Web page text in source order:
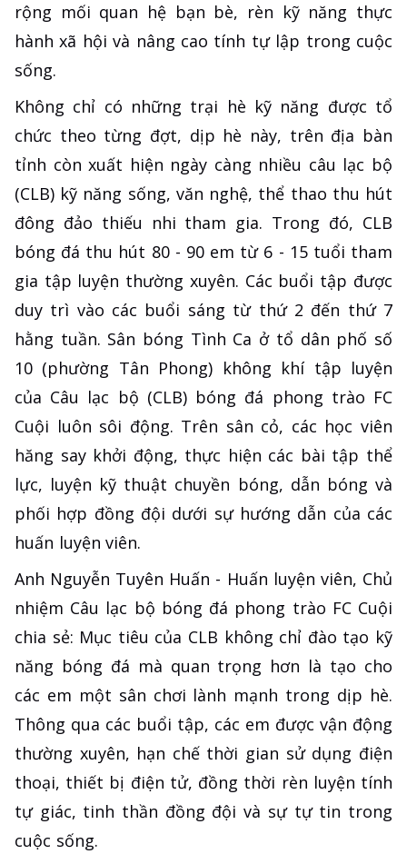
rộng mối quan hệ bạn bè, rèn kỹ năng thực
hành xã hội và nâng cao tính tự lập trong cuộc
sống.
Không chỉ có những trại hè kỹ năng được tổ
chức theo từng đợt, dịp hè này, trên địa bàn
tỉnh còn xuất hiện ngày càng nhiều câu lạc bộ
(CLB) kỹ năng sống, văn nghệ, thể thao thu hút
đông đảo thiếu nhi tham gia. Trong đó, CLB
bóng đá thu hút 80 - 90 em từ 6 - 15 tuổi tham
gia tập luyện thường xuyên. Các buổi tập được
duy trì vào các buổi sáng từ thứ 2 đến thứ 7
hằng tuần. Sân bóng Tình Ca ở tổ dân phố số
10 (phường Tân Phong) không khí tập luyện
của Câu lạc bộ (CLB) bóng đá phong trào FC
Cuội luôn sôi động. Trên sân cỏ, các học viên
hăng say khởi động, thực hiện các bài tập thể
lực, luyện kỹ thuật chuyền bóng, dẫn bóng và
phối hợp đồng đội dưới sự hướng dẫn của các
huấn luyện viên.
Anh Nguyễn Tuyên Huấn - Huấn luyện viên, Chủ
nhiệm Câu lạc bộ bóng đá phong trào FC Cuội
chia sẻ: Mục tiêu của CLB không chỉ đào tạo kỹ
năng bóng đá mà quan trọng hơn là tạo cho
các em một sân chơi lành mạnh trong dịp hè.
Thông qua các buổi tập, các em được vận động
thường xuyên, hạn chế thời gian sử dụng điện
thoại, thiết bị điện tử, đồng thời rèn luyện tính
tự giác, tinh thần đồng đội và sự tự tin trong
cuộc sống.